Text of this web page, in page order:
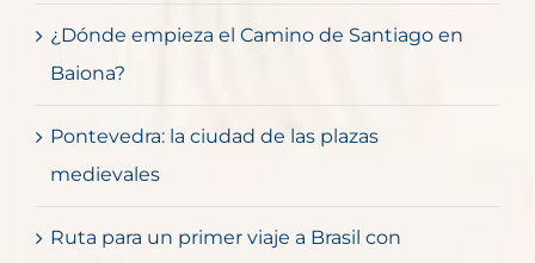
¿Dónde empieza el Camino de Santiago en
Baiona?
Pontevedra: la ciudad de las plazas
medievales
Ruta para un primer viaje a Brasil con